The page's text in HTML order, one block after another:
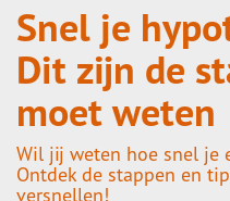
Snel je
Dit zijn de
moet weten
Wil jij weten hoe snel je
Ontdek de stappen en
versnellen!